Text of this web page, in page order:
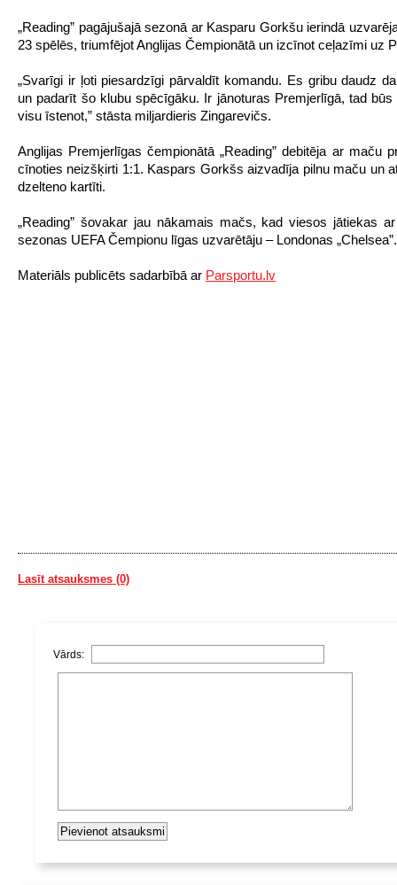
„Reading” pagājušajā sezonā ar Kasparu Gorkšu ierindā
23 spēlēs, triumfējot Anglijas Čempionātā un izcīnot ceļazīmi uz
„Svarīgi ir ļoti piesardzīgi pārvaldīt komandu. Es gribu daudz
un padarīt šo klubu spēcīgāku. Ir jānoturas Premjerlīgā, tad būs
visu īstenot,” stāsta miljardieris Zingarevičs.
Anglijas Premjerlīgas čempionātā „Reading” debitēja ar maču
cīnoties neizšķirti 1:1. Kaspars Gorkšs aizvadīja pilnu maču un
dzelteno kartīti.
„Reading” šovakar jau nākamais mačs, kad viesos jātiekas
sezonas UEFA Čempionu līgas uzvarētāju – Londonas „Chelsea”.
Materiāls publicēts sadarbībā ar Parsportu.lv
Lasīt atsauksmes (0)
Vārds: